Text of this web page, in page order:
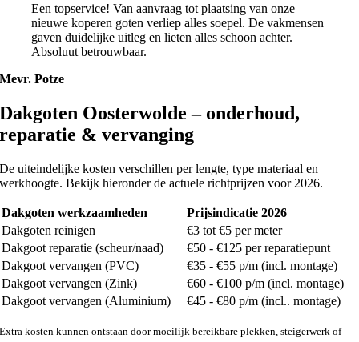
Een topservice! Van aanvraag tot plaatsing van onze
nieuwe koperen goten verliep alles soepel. De vakmensen
gaven duidelijke uitleg en lieten alles schoon achter.
Absoluut betrouwbaar.
Mevr. Potze
Dakgoten Oosterwolde – onderhoud,
reparatie & vervanging
De uiteindelijke kosten verschillen per lengte, type materiaal en
werkhoogte. Bekijk hieronder de actuele richtprijzen voor 2026.
Dakgoten werkzaamheden
Prijsindicatie 2026
Dakgoten reinigen
€3 tot €5 per meter
Dakgoot reparatie (scheur/naad)
€50 - €125 per reparatiepunt
Dakgoot vervangen (PVC)
€35 - €55 p/m (incl. montage)
Dakgoot vervangen (Zink)
€60 - €100 p/m (incl. montage)
Dakgoot vervangen (Aluminium)
€45 - €80 p/m (incl.. montage)
Extra kosten kunnen ontstaan door moeilijk bereikbare plekken, steigerwerk of